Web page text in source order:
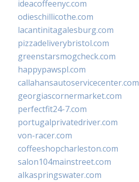
ideacoffeenyc.com
odieschillicothe.com
lacantinitagalesburg.com
pizzadeliverybristol.com
greenstarsmogcheck.com
happypawspl.com
callahansautoservicecenter.com
georgiascornermarket.com
perfectfit24-7.com
portugalprivatedriver.com
von-racer.com
coffeeshopcharleston.com
salon104mainstreet.com
alkaspringswater.com